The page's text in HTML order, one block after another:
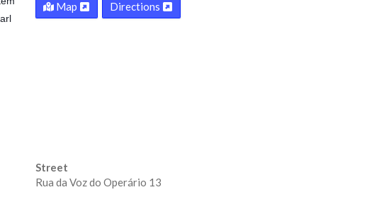
Map Directions
Street
Rua da Voz do Operário 13